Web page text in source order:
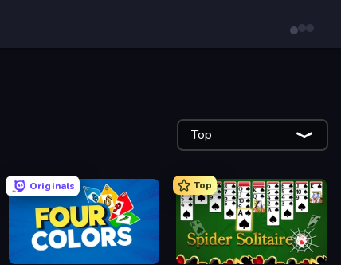
Top
Originals Top
Spider Solitaire